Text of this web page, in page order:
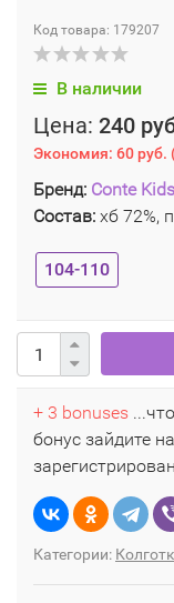
Код товара: 179207
В наличии
Цена: 240
Экономия: 60 руб.
Бренд: Conte Kids
Состав: хб 72%,
104-110
+ 3 bonuses
бонус зайдите
Категории: